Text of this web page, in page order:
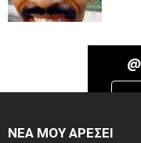
Thursday, 06-Aug-26
ΝΕΑ ΜΟΥ ΑΡΕΣΕΙ